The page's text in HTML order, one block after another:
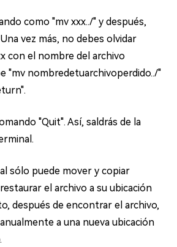
como "mv xxx../" y después,
vez más, no debes olvidar
con el nombre del archivo
"mv nombredetuarchivoperdido../"
"Quit". Así, saldrás de la
sólo puede mover y copiar
el archivo a su ubicación
después de encontrar el archivo,
a una nueva ubicación